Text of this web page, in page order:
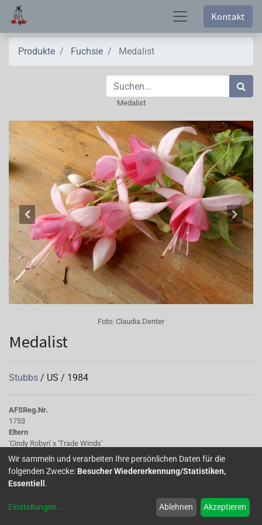
Kontakt
Produkte Fuchsie Medalist
Medalist
Foto: Claudia Denter
Medalist
Stubbs / US / 1984
AFSReg.Nr.
1753
Eltern
'Cindy Robyn' x 'Trade Winds'
Home
Wir sammeln und verarbeiten Ihre persönlichen Daten für die
folgenden Zwecke: Besucher Wiedererkennung/Statistiken,
Essentiell .
Einstellungen... Ablehnen Akzeptieren